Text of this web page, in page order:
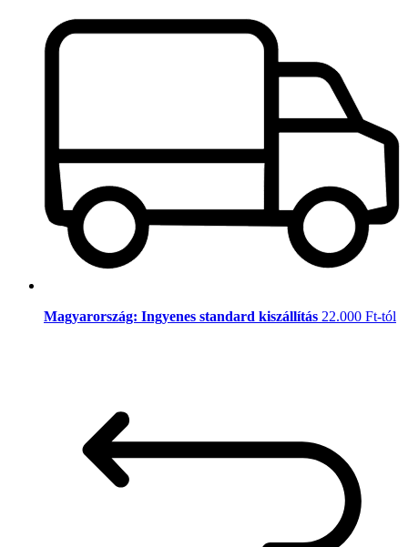
Magyarország: Ingyenes standard kiszállítás 22.000 Ft-tól